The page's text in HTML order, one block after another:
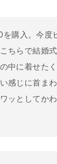
購入。今度
ちらで結婚
中に着せた
感じに首ま
ッとしてかわ